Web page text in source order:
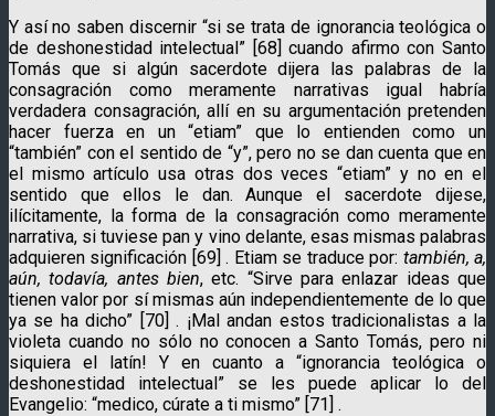
Y así no saben discernir “si se trata de ignorancia teológica o
de deshonestidad intelectual” [68] cuando afirmo con Santo
Tomás que si algún sacerdote dijera las palabras de la
consagración como meramente narrativas igual habría
verdadera consagración, allí en su argumentación pretenden
hacer fuerza en un “etiam” que lo entienden como un
“también” con el sentido de “y”, pero no se dan cuenta que en
el mismo artículo usa otras dos veces “etiam” y no en el
sentido que ellos le dan. Aunque el sacerdote dijese,
ilícitamente, la forma de la consagración como meramente
narrativa, si tuviese pan y vino delante, esas mismas palabras
adquieren significación [69] . Etiam se traduce por: también, a,
aún, todavía, antes bien, etc. “Sirve para enlazar ideas que
tienen valor por sí mismas aún independientemente de lo que
ya se ha dicho” [70] . ¡Mal andan estos tradicionalistas a la
violeta cuando no sólo no conocen a Santo Tomás, pero ni
siquiera el latín! Y en cuanto a “ignorancia teológica o
deshonestidad intelectual” se les puede aplicar lo del
Evangelio: “medico, cúrate a ti mismo” [71] .